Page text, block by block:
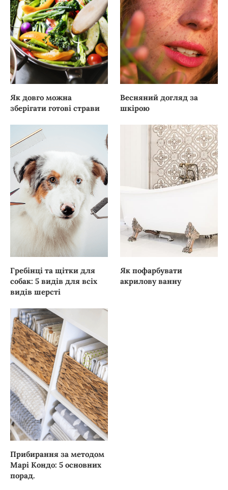
Як довго можна
зберігати готові страви
Весняний догляд за
шкірою
Гребінці та щітки для
собак: 5 видів для всіх
видів шерсті
Як пофарбувати
акрилову ванну
Прибирання за методом
Марі Кондо: 5 основних
порад.